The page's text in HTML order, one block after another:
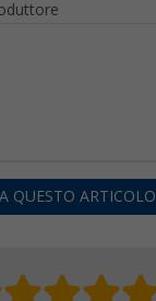
QUESTO ARTICOLO